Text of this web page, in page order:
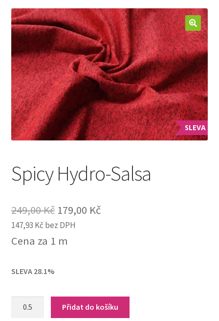
Jak nakupovat
Aktuality
Kontakt
SLEVA
Spicy Hydro-Salsa
249,00Kč Original
price
was:
179,00 KčCurrent
147,93 Kč bez DPH
Cena za 1 m
SLEVA 28.1%
Přidat do košíku